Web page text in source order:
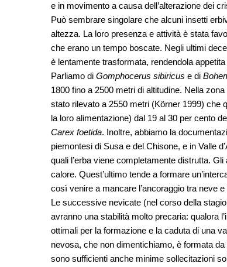
e in movimento a causa dell’alterazione dei
Può sembrare singolare che alcuni insetti
altezza. La loro presenza e attività è stata
che erano un tempo boscate. Negli ultimi
è lentamente trasformata, rendendola
Parliamo di Gomphocerus sibiricus e di
1800 fino a 2500 metri di altitudine. Nella
stato rilevato a 2550 metri (Körner 1999) che
la loro alimentazione) dal 19 al 30 per cento
Carex foetida. Inoltre, abbiamo la
piemontesi di Susa e del Chisone, e in Valle
quali l’erba viene completamente distrutta.
calore. Quest’ultimo tende a formare
così venire a mancare l’ancoraggio tra neve e
Le successive nevicate (nel corso della
avranno una stabilità molto precaria: qualora
ottimali per la formazione e la caduta di una
nevosa, che non dimentichiamo, è formata
sono sufficienti anche minime sollecitazioni